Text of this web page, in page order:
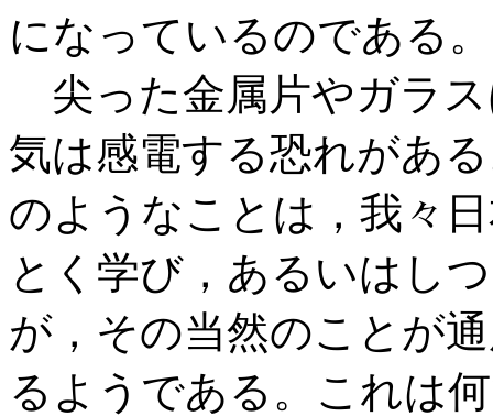
になっているのである。
尖った金属片やガラ
気は感電する恐れがあ
のようなことは，我々
とく学び，あるいはし
が，その当然のことが
るようである。これは